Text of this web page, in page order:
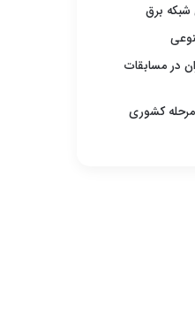
شبکه برق
در مسابقات
مرحله کشوری